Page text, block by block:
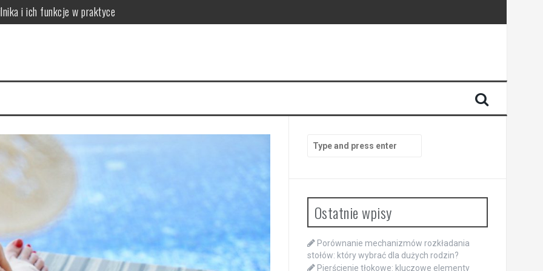
i ich funkcje w praktyce
i skuteczna rutyna anti-aging
na 4 tygodnie
cerę i jak to naprawić
for:
Ostatnie wpisy
Porównanie mechanizmów rozkładania
stołów: który wybrać dla dużych rodzin?
Pierścienie tłokowe: kluczowe elementy